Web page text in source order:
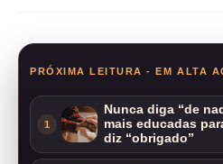
PRÓXIMA LEITURA - EM ALTA
1
Nunca diga “de
mais educadas
diz “obrigado”